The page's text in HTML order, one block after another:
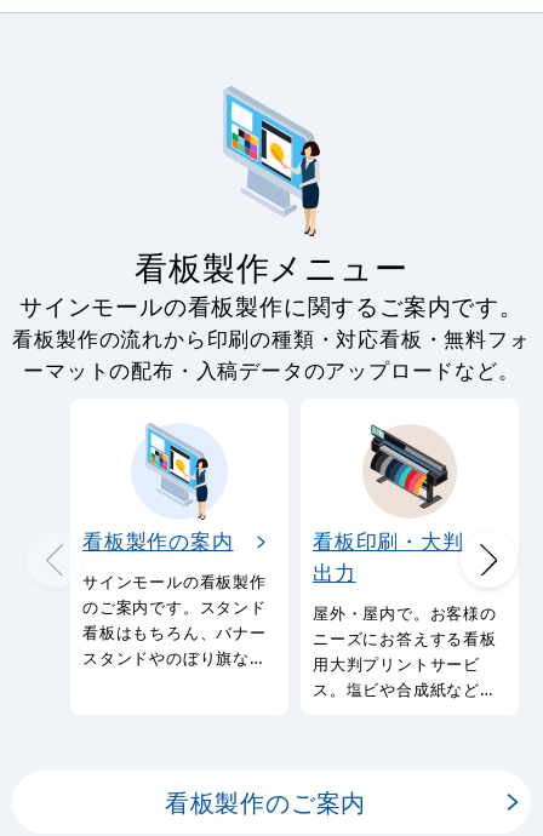
看板製作メニュー
サインモールの看板製作に関するご案内です。
看板製作の流れから印刷の種類・対応看板・無料フォ
ーマットの配布・入稿データのアップロードなど。
看板製作の案内
サインモールの看板製作
のご案内です。スタンド
看板はもちろん、バナー
スタンドやのぼり旗など
看板印刷・大判
出力
屋外・屋内で。お客様の
ニーズにお答えする看板
用大判プリントサービ
ス。塩ビや合成紙など看
看板製作のご案内